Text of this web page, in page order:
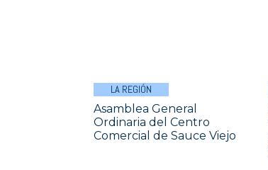
LA REGIÓN
Asamblea General
Ordinaria del Centro
Comercial de Sauce Viejo